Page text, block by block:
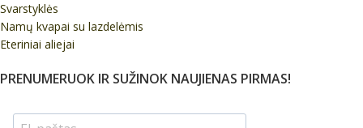
Svarstyklės
Namų kvapai su lazdelėmis
Eteriniai aliejai
PRENUMERUOK IR SUŽINOK NAUJIENAS PIRMAS!